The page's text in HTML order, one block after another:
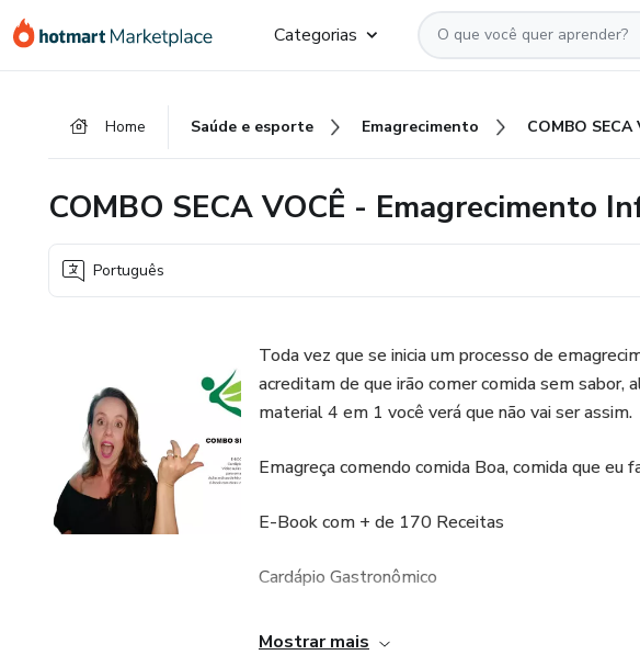
para
para
para
Categorias
Home Saúde e esporte Emagrecimento
COMBO SECA VOCÊ - Emagrecimento
Português
Toda vez que se inicia um processo de
acreditam de que irão comer comida sem sabor,
material 4 em 1 você verá que não vai ser assim.
Emagreça comendo comida Boa, comida que eu
E-Book com + de 170 Receitas
Cardápio Gastronômico
Dicas e aula de culinária
Mostrar mais